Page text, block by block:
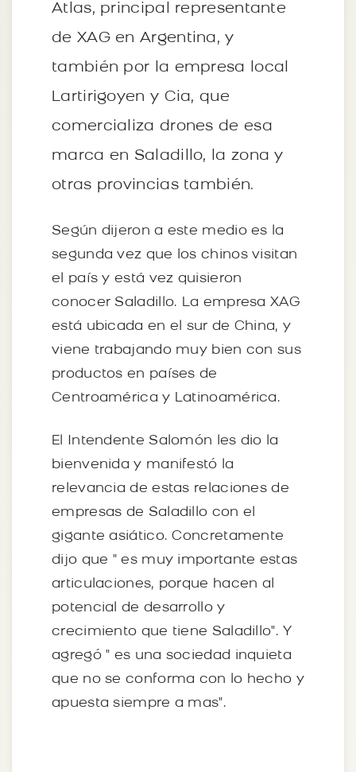
Atlas, principal representante
de XAG en Argentina, y
también por la empresa local
Lartirigoyen y Cia, que
comercializa drones de esa
marca en Saladillo, la zona y
otras provincias también.
Según dijeron a este medio es la
segunda vez que los chinos visitan
el país y está vez quisieron
conocer Saladillo. La empresa XAG
está ubicada en el sur de China, y
viene trabajando muy bien con sus
productos en países de
Centroamérica y Latinoamérica.
El Intendente Salomón les dio la
bienvenida y manifestó la
relevancia de estas relaciones de
empresas de Saladillo con el
gigante asiático. Concretamente
dijo que " es muy importante estas
articulaciones, porque hacen al
potencial de desarrollo y
crecimiento que tiene Saladillo". Y
agregó " es una sociedad inquieta
que no se conforma con lo hecho y
apuesta siempre a mas".